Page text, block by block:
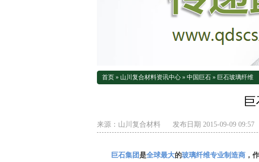
首页 » 山川复合材料资讯中心 » 中国巨石 » 巨石玻璃纤维
来源： 山川复合材料 发布日期 2015-09-09 09:57
巨石集团是全球最大的玻璃纤维专业制造商 ，